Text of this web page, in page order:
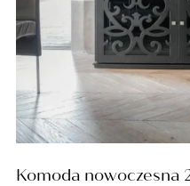
Komoda nowoczesna